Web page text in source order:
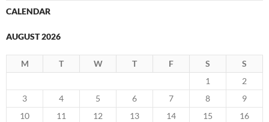
CALENDAR
AUGUST 2026
M T W T F S
S
1
2
3
4 5 6 7 8
9
10
11 12 13 14 15
16